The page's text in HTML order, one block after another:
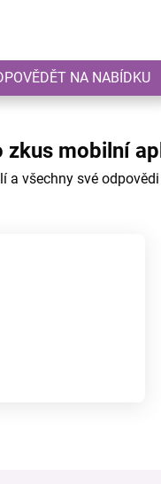
NA NABÍDKU
zkus mobilní
a všechny své